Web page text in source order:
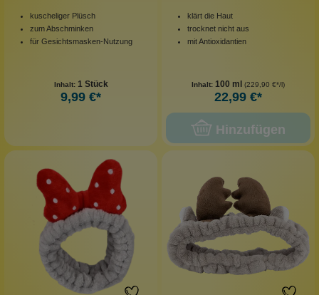
kuscheliger Plüsch
zum Abschminken
für Gesichtsmasken-Nutzung
Inhalt: 1 Stück
9,99 €*
klärt die Haut
trocknet nicht aus
mit Antioxidantien
Inhalt: 100 ml (229,90 €*/l)
22,99 €*
Hinzufügen